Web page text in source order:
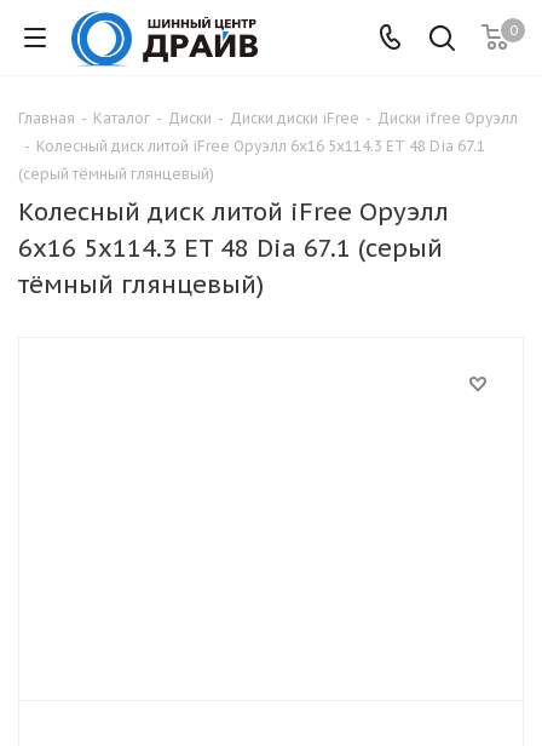
0
Главная - Каталог - Диски - Диски диски iFree - Диски ifree Оруэлл
- Колесный диск литой iFree Оруэлл 6x16 5x114.3 ET 48 Dia 67.1
(серый тёмный глянцевый)
Колесный диск литой iFree Оруэлл
6x16 5x114.3 ET 48 Dia 67.1 (серый
тёмный глянцевый)